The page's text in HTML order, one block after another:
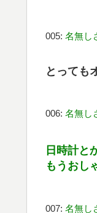
005: 名無し
とっても
006: 名無し
日時計と
もうお
007: 名無し